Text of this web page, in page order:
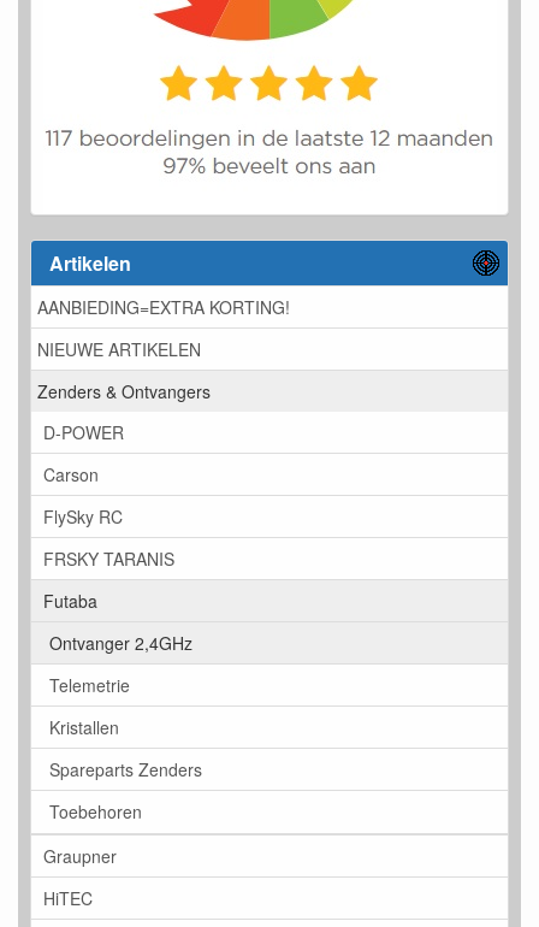
Artikelen
AANBIEDING=EXTRA KORTING!
NIEUWE ARTIKELEN
Zenders & Ontvangers
D-POWER
Carson
FlySky RC
FRSKY TARANIS
Futaba
Ontvanger 2,4GHz
Telemetrie
Kristallen
Spareparts Zenders
Toebehoren
Graupner
HiTEC